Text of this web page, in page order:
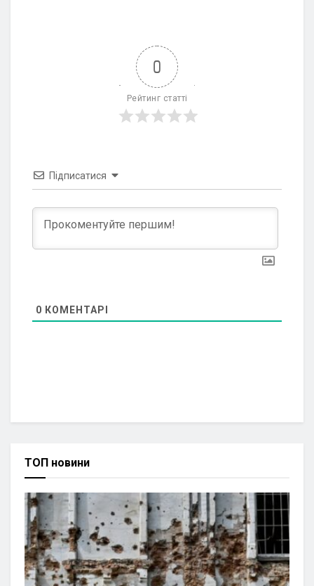
0
Рейтинг статті
Підписатися
0 КОМЕНТАРІ
ТОП новини